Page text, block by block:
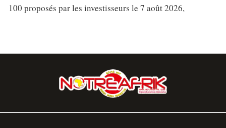
100 proposés par les investisseurs le 7 août 2026,